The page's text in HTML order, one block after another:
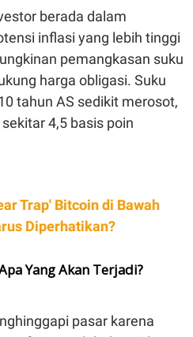
berada dalam
inflasi yang lebih tinggi
pemangkasan suku
harga obligasi. Suku
tahun AS sedikit merosot,
4,5 basis poin
Trap' Bitcoin di Bawah
Diperhatikan?
Yang Akan Terjadi?
pasar karena